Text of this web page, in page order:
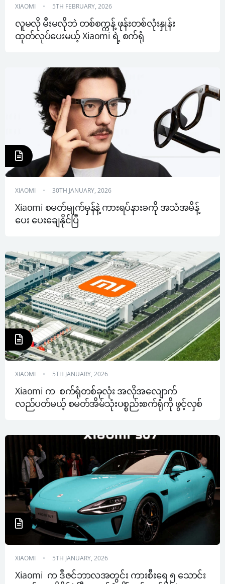
XIAOMI 5TH FEBRUARY, 2026
လူမလို မီးမလိုဘဲ တစ်စက္ကန့် ဖုန်းတစ်လုံးနှုန်း
ထုတ်လုပ်ပေးမယ့် Xiaomi ရဲ့ စက်ရုံ
XIAOMI 30TH JANUARY, 2026
Xiaomi စမတ်မျက်မှန်နဲ့ ကားရပ်နားခကို အသံအမိန့်
ပေး ပေးချေနိုင်ပြီ
XIAOMI 5TH JANUARY, 2026
Xiaomi က  စက်ရုံတစ်ခုလုံး အလိုအလျောက်
လည်ပတ်မယ့် စမတ်အိမ်သုံးပစ္စည်းစက်ရုံကို ဖွင့်လှစ်
XIAOMI 5TH JANUARY, 2026
Xiaomi  က ဒီဇင်ဘာလအတွင်း ကားစီးရေ ၅ သောင်း